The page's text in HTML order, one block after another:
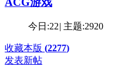
今日:22| 主题:2920
收藏本版 (2277)
发表新帖